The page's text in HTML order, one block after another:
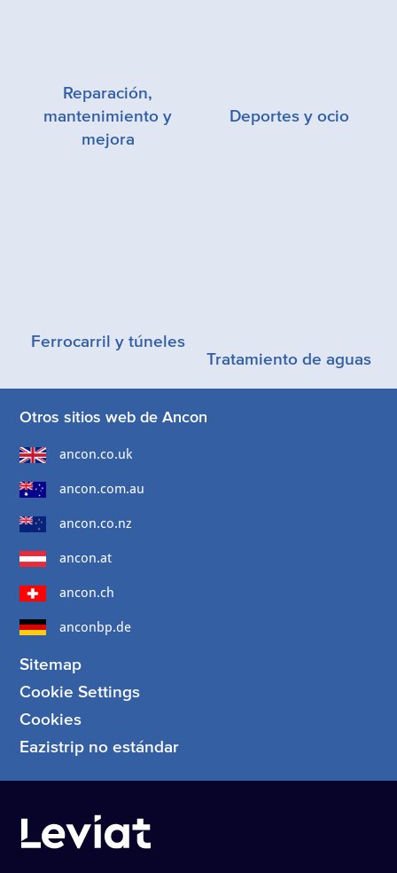
Reparación,
mantenimiento y
mejora
Deportes y ocio
Ferrocarril y túneles
Tratamiento de aguas
Otros sitios web de Ancon
ancon.co.uk
ancon.com.au
ancon.co.nz
ancon.at
ancon.ch
anconbp.de
Sitemap
Cookie Settings
Cookies
Eazistrip no estándar